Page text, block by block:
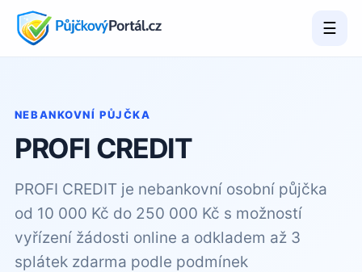
☰
NEBANKOVNÍ PŮJČKA
PROFI CREDIT
PROFI CREDIT je nebankovní osobní půjčka
od 10 000 Kč do 250 000 Kč s možností
vyřízení žádosti online a odkladem až 3
splátek zdarma podle podmínek